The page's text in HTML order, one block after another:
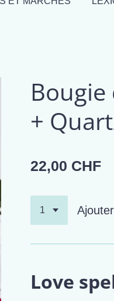
+
22,00 CHF
Love